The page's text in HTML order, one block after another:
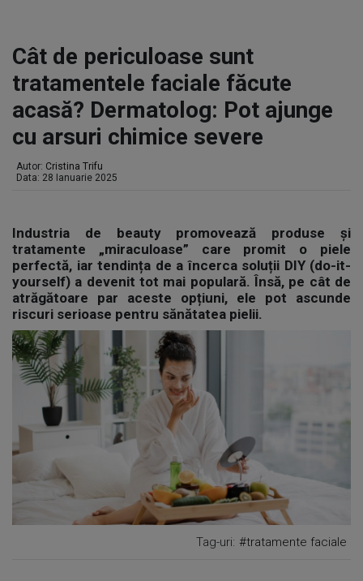
Cât de periculoase sunt
tratamentele faciale făcute
acasă? Dermatolog: Pot ajunge
cu arsuri chimice severe
Autor: Cristina Trifu
Data: 28 Ianuarie 2025
Industria de beauty promovează produse și
tratamente „miraculoase” care promit o piele
perfectă, iar tendința de a încerca soluții DIY (do-it-
yourself) a devenit tot mai populară. Însă, pe cât de
atrăgătoare par aceste opțiuni, ele pot ascunde
riscuri serioase pentru sănătatea pielii.
Tag-uri: #tratamente faciale